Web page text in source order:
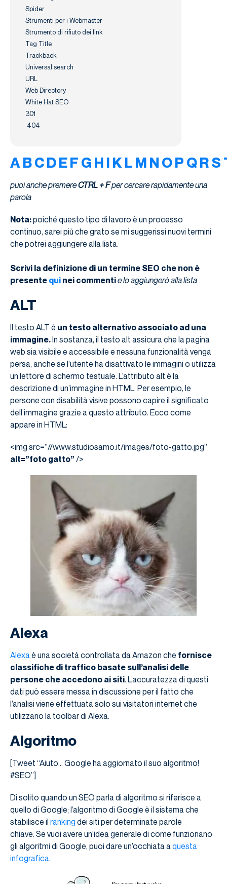
Spider
Strumenti per i Webmaster
Strumento di rifiuto dei link
Tag Title
Trackback
Universal search
URL
Web Directory
White Hat SEO
301
404
A BCDEF G H I K L M N OP QRS
puoi anche premereCTRL + Fper cercare rapidamente una
parola
Nota:poiché questo tipo di lavoro è un processo
continuo, sarei più che grato se mi suggerissi nuovi termini
che potrei aggiungere alla lista.
Scrivi la definizione di un termine SEO che non è
presente qui nei commentie lo aggiungerò alla lista
ALT
Il testo ALT è un testo alternativo associato ad una
immagine.In sostanza, il testo alt assicura che la pagina
web sia visibile e accessibile e nessuna funzionalità venga
persa, anche se l’utente ha disattivato le immagini o utilizza
un lettore di schermo testuale. L’attributo alt è la
descrizione di un’immagine in HTML. Per esempio, le
persone con disabilità visive possono capire il significato
dell’immagine grazie a questo attributo. Ecco come
appare in HTML:
<img src=”//www.studiosamo.it/images/foto-gatto.jpg”
alt=”foto gatto” />
Alexa
Alexa è una società controllata da Amazon che fornisce
classifiche di traffico basate sull’analisi delle
persone che accedono ai siti. L’accuratezza di questi
dati può essere messa in discussione per il fatto che
l’analisi viene effettuata solo sui visitatori internet che
utilizzano la toolbar di Alexa.
Algoritmo
[Tweet “Aiuto… Google ha aggiornato il suo algoritmo!
#SEO”]
Di solito quando un SEO parla di algoritmo si riferisce a
quello di Google; l’algoritmo di Google è il sistema che
stabilisce il ranking dei siti per determinate parole
chiave. Se vuoi avere un’idea generale di come funzionano
gli algoritmi di Google, puoi dare un’occhiata a questa
infografica.